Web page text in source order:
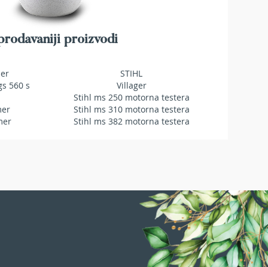
proizvodi
560 s
STIHL
Villager
Stihl ms 250 motorna testera
Stihl ms 310 motorna testera
Stihl ms 382 motorna testera